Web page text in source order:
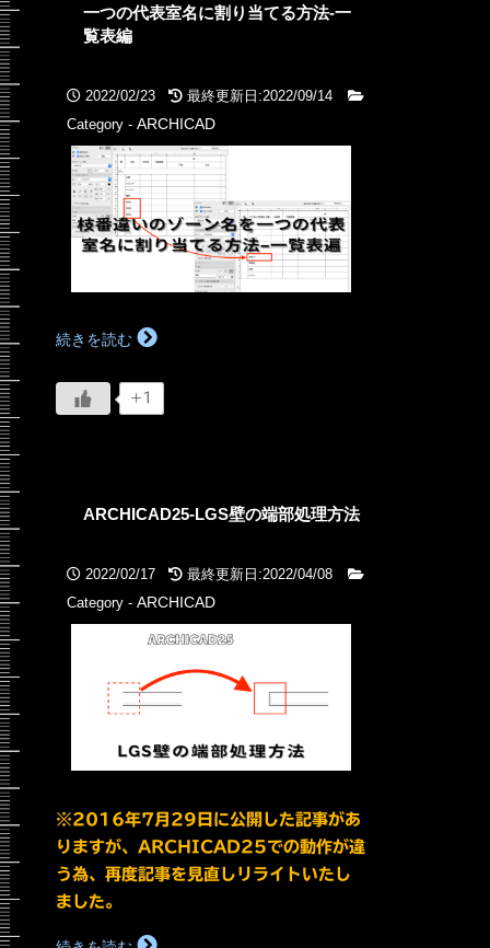
一つの代表室名に割り当てる方法-一
覧表編
2022/02/23
最終更新日:2022/09/14
Category - ARCHICAD
続きを読む
+1
ARCHICAD25-LGS壁の端部処理方法
2022/02/17
最終更新日:2022/04/08
Category - ARCHICAD
※2016年7月29日に公開した記事があ
りますが、ARCHICAD25での動作が違
う為、再度記事を見直しリライトいたし
ました。